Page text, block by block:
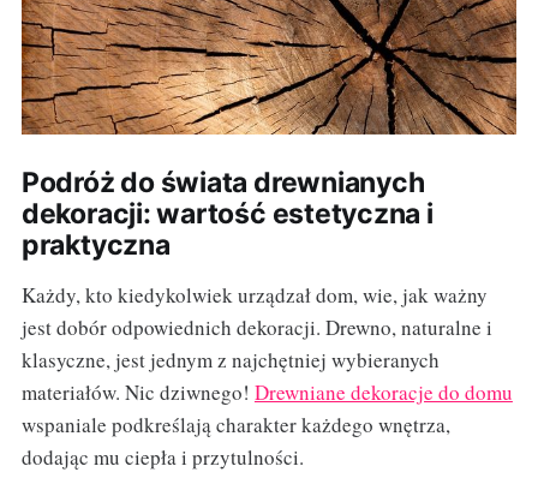
Podróż do świata drewnianych
dekoracji: wartość estetyczna i
praktyczna
Każdy, kto kiedykolwiek urządzał dom, wie, jak ważny
jest dobór odpowiednich dekoracji. Drewno, naturalne i
klasyczne, jest jednym z najchętniej wybieranych
materiałów. Nic dziwnego! Drewniane dekoracje do domu
wspaniale podkreślają charakter każdego wnętrza,
dodając mu ciepła i przytulności.